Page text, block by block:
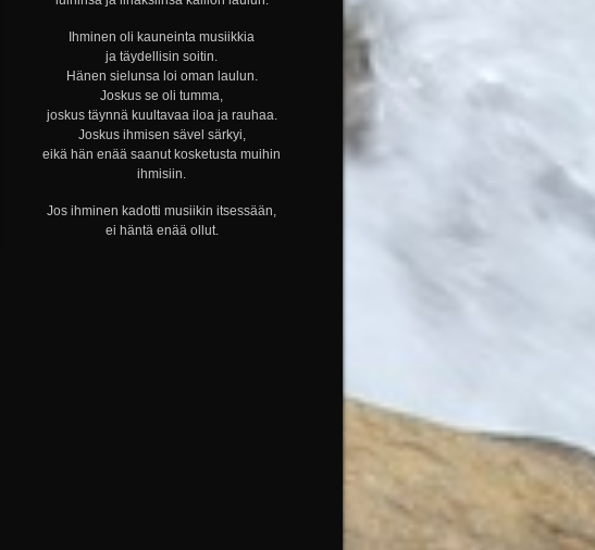
Ihminen oli kauneinta musiikkia
ja täydellisin soitin.
Hänen sielunsa loi oman laulun.
Joskus se oli tumma,
joskus täynnä kuultavaa iloa ja rauhaa.
Joskus ihmisen sävel särkyi,
eikä hän enää saanut kosketusta muihin
ihmisiin.
Jos ihminen kadotti musiikin itsessään,
ei häntä enää ollut.